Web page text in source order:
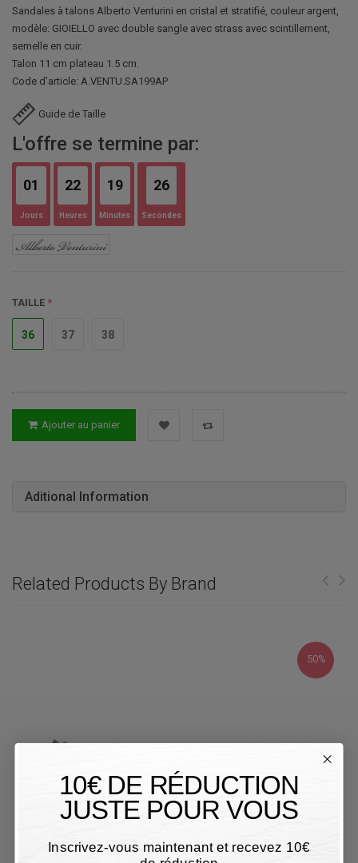
Sandales à talons Alberto Venturini en cristal et stratifié, couleur argent,
modèle: GIOIELLO avec double sangle avec strass avec scintillement,
semelle en cuir.
Talon 11 cm plateau 1.5 cm.
Code d'article: A.VENTU.SA199AP
Guide de Taille
L'offre se termine par:
01
Jours
22
Heures
19
Minutes
25
Secondes
TAILLE
36 37 38
Ajouter au panier
Aditional Information
Related Products By Brand
50%
10€ DE RÉDUCTION
JUSTE POUR VOUS
Inscrivez-vous maintenant et recevez 10€